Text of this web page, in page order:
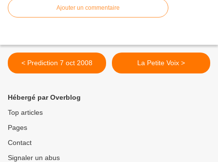
Ajouter un commentaire
< Prediction 7 oct 2008 La Petite Voix >
Hébergé par Overblog
Top articles
Pages
Contact
Signaler un abus